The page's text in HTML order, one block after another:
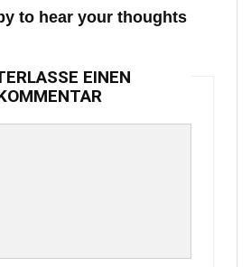
to hear your thoughts
EINEN